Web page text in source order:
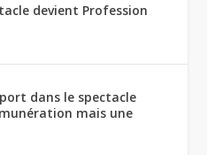
devient Profession
dans le spectacle
mais une